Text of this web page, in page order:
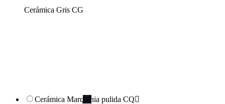
Cerámica Gris CG
Cerámica Marquinia pulida CQ